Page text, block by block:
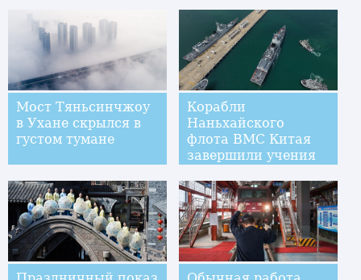
Мост Тяньсинчжоу
в Ухане скрылся в
густом тумане
Корабли
Наньхайского
флота ВМС Китая
завершили учения